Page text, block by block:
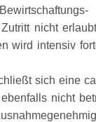
nicht
wird intensiv
sich eine
nicht